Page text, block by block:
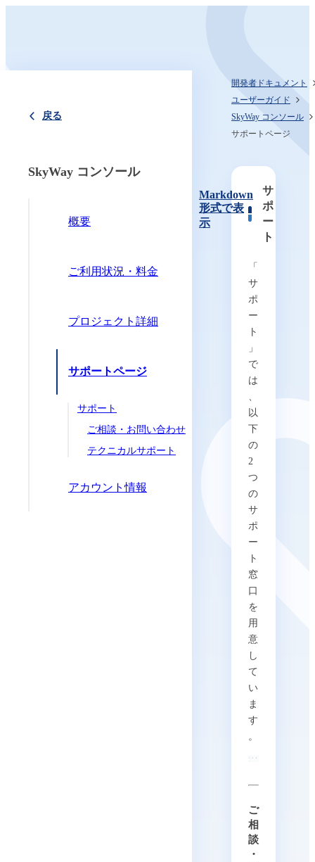
戻る
SkyWay コンソール
概要
ご利用状況・料金
プロジェクト詳細
サポートページ
サポート
ご相談・お問い合わせ
テクニカルサポート
アカウント情報
開発者ドキュメント
ユーザーガイド
SkyWay コンソール
サポートページ
Markdown
形式で表
示
サ
ポ
ー
ト
「
サ
ポ
ー
ト
」
で
は
、
以
下
の
2
つ
の
サ
ポ
ー
ト
窓
口
を
用
意
し
て
い
ま
す
。
ご
相
談
・